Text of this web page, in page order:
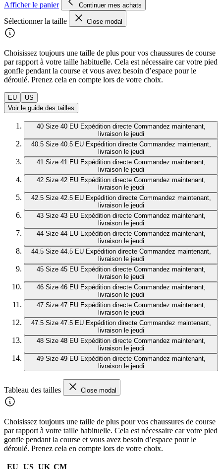
Afficher le panier Continuer mes achats
Sélectionner la taille Close modal
Choisissez toujours une taille de plus pour vos chaussures de course
par rapport à votre taille habituelle. Cela est nécessaire car votre pied
gonfle pendant la course et vous avez besoin d’espace pour le
déroulé. Prenez cela en compte lors de votre choix.
EU
US
Voir le guide des tailles
40 Size 40 EU Expédition directe Commandez maintenant,
livraison le jeudi
40.5 Size 40.5 EU Expédition directe Commandez maintenant,
livraison le jeudi
41 Size 41 EU Expédition directe Commandez maintenant,
livraison le jeudi
42 Size 42 EU Expédition directe Commandez maintenant,
livraison le jeudi
42.5 Size 42.5 EU Expédition directe Commandez maintenant,
livraison le jeudi
43 Size 43 EU Expédition directe Commandez maintenant,
livraison le jeudi
44 Size 44 EU Expédition directe Commandez maintenant,
livraison le jeudi
44.5 Size 44.5 EU Expédition directe Commandez maintenant,
livraison le jeudi
45 Size 45 EU Expédition directe Commandez maintenant,
livraison le jeudi
46 Size 46 EU Expédition directe Commandez maintenant,
livraison le jeudi
47 Size 47 EU Expédition directe Commandez maintenant,
livraison le jeudi
47.5 Size 47.5 EU Expédition directe Commandez maintenant,
livraison le jeudi
48 Size 48 EU Expédition directe Commandez maintenant,
livraison le jeudi
49 Size 49 EU Expédition directe Commandez maintenant,
livraison le jeudi
Tableau des tailles Close modal
Choisissez toujours une taille de plus pour vos chaussures de course
par rapport à votre taille habituelle. Cela est nécessaire car votre pied
gonfle pendant la course et vous avez besoin d’espace pour le
déroulé. Prenez cela en compte lors de votre choix.
EU US UK CM